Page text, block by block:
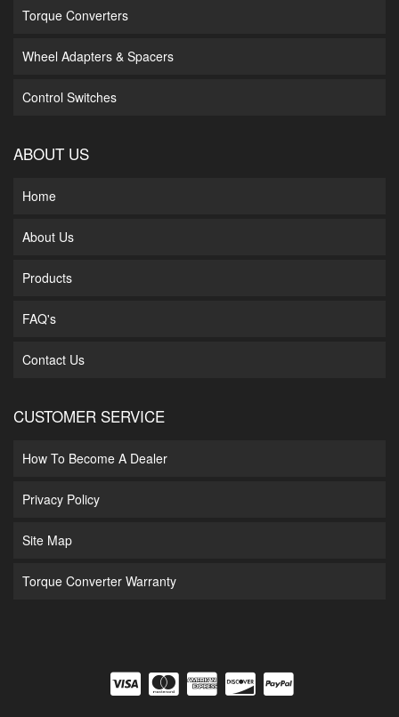
Torque Converters
Wheel Adapters & Spacers
Control Switches
ABOUT US
Home
About Us
Products
FAQ's
Contact Us
CUSTOMER SERVICE
How To Become A Dealer
Privacy Policy
Site Map
Torque Converter Warranty